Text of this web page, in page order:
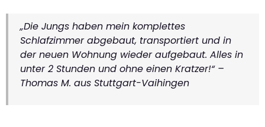
„Die Jungs haben mein komplettes
Schlafzimmer abgebaut, transportiert und in
der neuen Wohnung wieder aufgebaut. Alles in
unter 2 Stunden und ohne einen Kratzer!“ –
Thomas M. aus Stuttgart-Vaihingen